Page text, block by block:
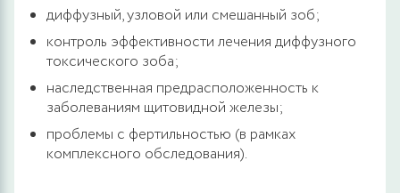
диффузный, узловой или смешанный зоб;
контроль эффективности лечения диффузного
токсического зоба;
наследственная предрасположенность к
заболеваниям щитовидной железы;
проблемы с фертильностью (в рамках
комплексного обследования).